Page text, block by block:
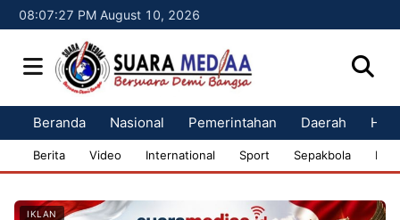
08:07:28 PM August 10, 2026
Beranda Nasional Pemerintahan Daerah
Berita Video International Sport Sepakbola
IKLAN